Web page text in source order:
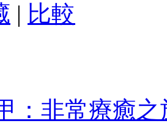
| 比較
：非常療癒